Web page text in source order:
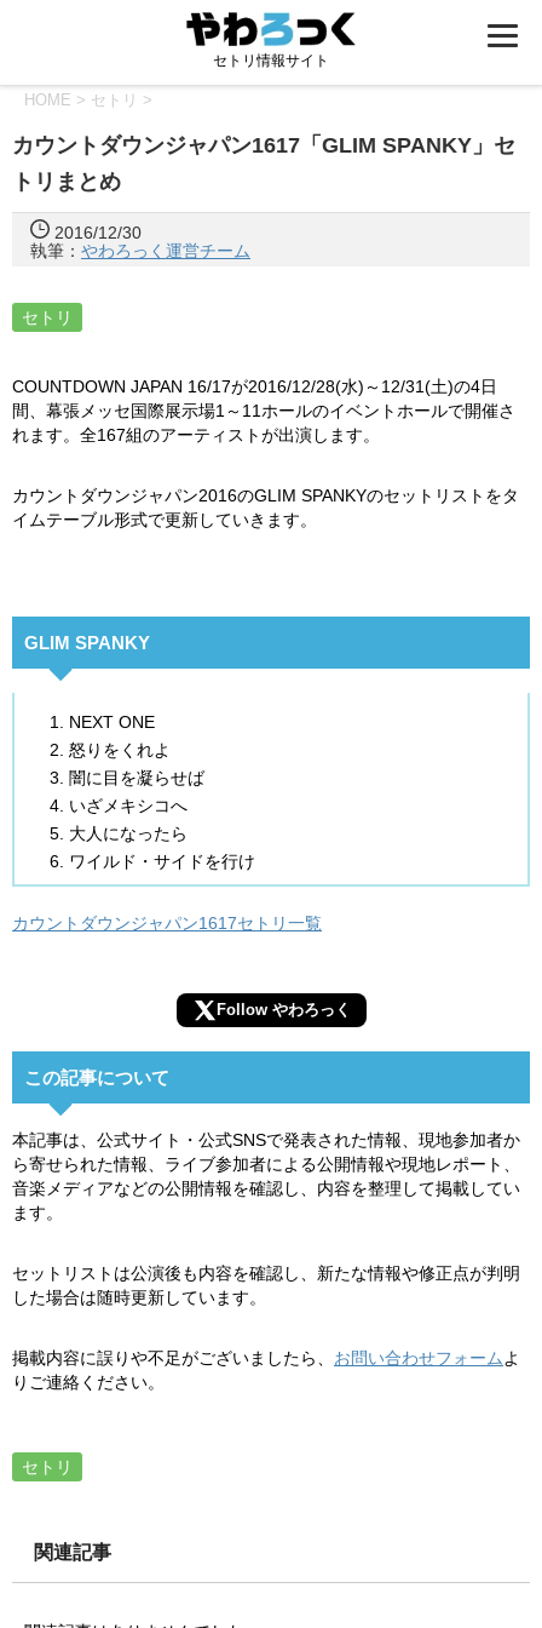
セトリ情報サイト
HOME > セトリ >
カウントダウンジャパン1617「GLIM SPANKY」セ
トリまとめ
2016/12/30
執筆： やわろっく運営チーム
セトリ
COUNTDOWN JAPAN 16/17が2016/12/28(水)～12/31(土)の4日
間、幕張メッセ国際展示場1～11ホールのイベントホールで開催さ
れます。全167組のアーティストが出演します。
カウントダウンジャパン2016のGLIM SPANKYのセットリストをタ
イムテーブル形式で更新していきます。
GLIM SPANKY
NEXT ONE
怒りをくれよ
闇に目を凝らせば
いざメキシコへ
大人になったら
ワイルド・サイドを行け
カウントダウンジャパン1617セトリ一覧
Follow やわろっく
この記事について
本記事は、公式サイト・公式SNSで発表された情報、現地参加者か
ら寄せられた情報、ライブ参加者による公開情報や現地レポート、
音楽メディアなどの公開情報を確認し、内容を整理して掲載してい
ます。
セットリストは公演後も内容を確認し、新たな情報や修正点が判明
した場合は随時更新しています。
掲載内容に誤りや不足がございましたら、 お問い合わせフォーム よ
りご連絡ください。
セトリ
関連記事